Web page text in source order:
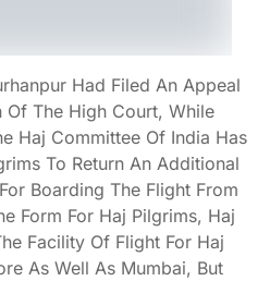
Had Filed An Appeal
Of The High Court, While
Haj Committee Of India Has
To Return An Additional
Boarding The Flight From
Form For Haj Pilgrims, Haj
Facility Of Flight For Haj
As Well As Mumbai, But